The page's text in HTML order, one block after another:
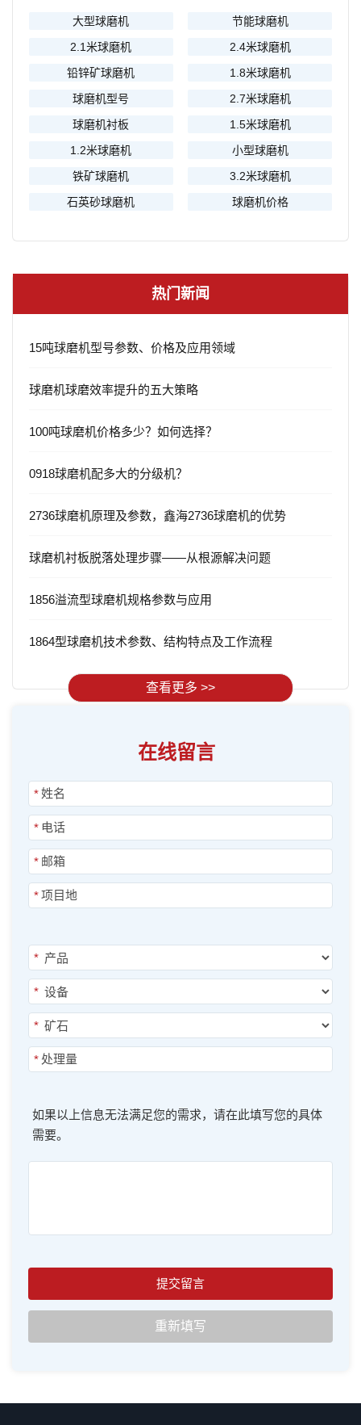
大型球磨机
节能球磨机
2.1米球磨机
2.4米球磨机
铅锌矿球磨机
1.8米球磨机
球磨机型号
2.7米球磨机
球磨机衬板
1.5米球磨机
1.2米球磨机
小型球磨机
铁矿球磨机
3.2米球磨机
石英砂球磨机
球磨机价格
热门新闻
15吨球磨机型号参数、价格及应用领域
球磨机球磨效率提升的五大策略
100吨球磨机价格多少？如何选择？
0918球磨机配多大的分级机？
2736球磨机原理及参数，鑫海2736球磨机的优势
球磨机衬板脱落处理步骤——从根源解决问题
1856溢流型球磨机规格参数与应用
1864型球磨机技术参数、结构特点及工作流程
查看更多 >>
在线留言
*
*
*
*
*
*
*
*
如果以上信息无法满足您的需求，请在此填写您的具体
需要。